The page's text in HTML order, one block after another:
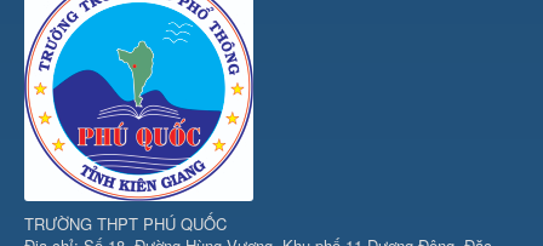
TRƯỜNG THPT PHÚ QUỐC